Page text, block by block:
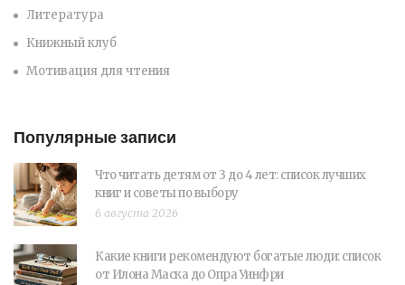
Литература
Книжный клуб
Мотивация для чтения
Популярные записи
Что читать детям от 3 до 4 лет: список лучших
книг и советы по выбору
6 августа 2026
Какие книги рекомендуют богатые люди: список
от Илона Маска до Опра Уинфри